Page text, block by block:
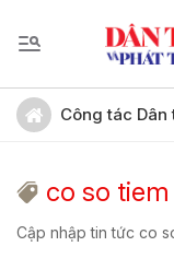
Công tác Dân
co so
Cập nhập tin tức co